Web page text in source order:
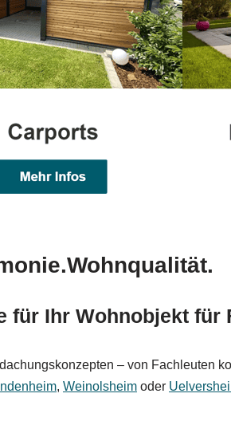
für Ihr Wohnobjekt für
– von Fachleuten
, Weinolsheim oder